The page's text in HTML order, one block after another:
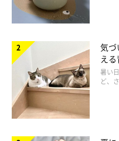
——甘えたいときに、猫はわ
すね。どのようなときに飼
獣医師：
「たとえば、撫でてほしい
があるときに、甘える様子
気づ
え
医
暑い
ど、